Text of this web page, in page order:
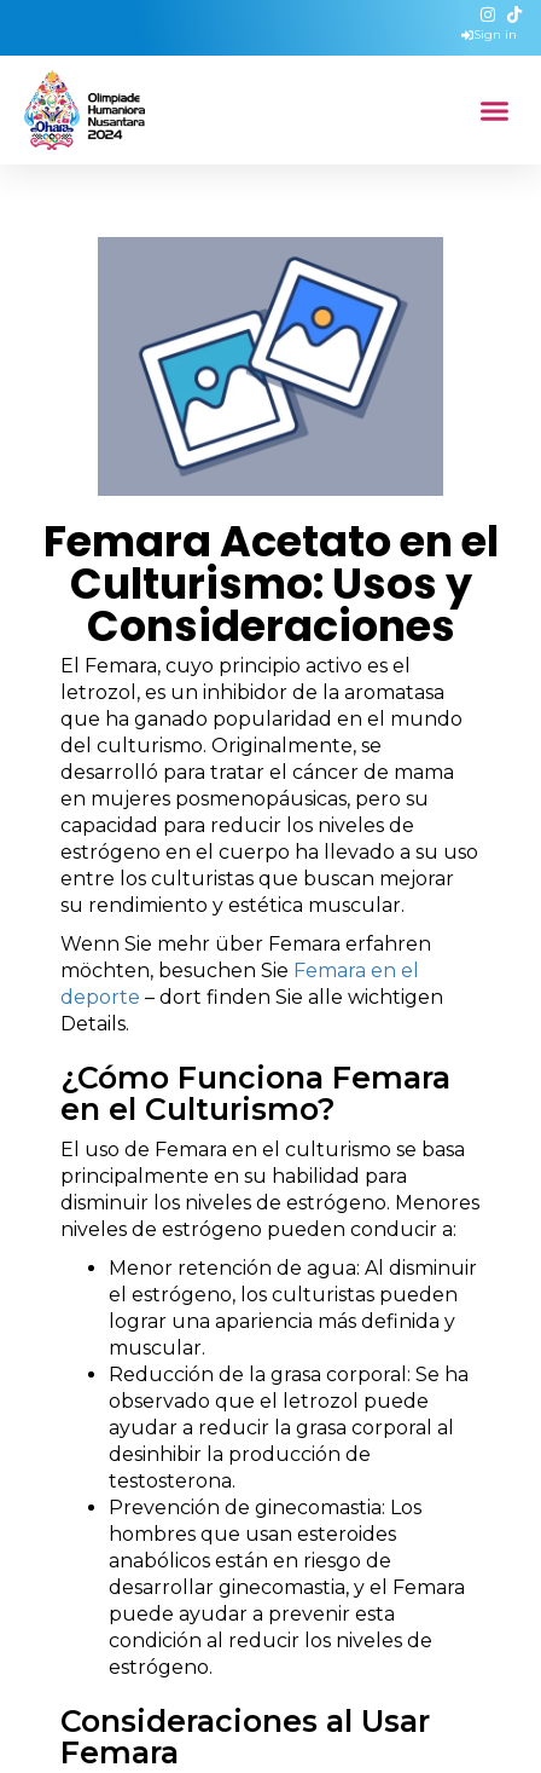
Sign in
Femara Acetato en el
Culturismo: Usos y
Consideraciones
El Femara, cuyo principio activo es el
letrozol, es un inhibidor de la aromatasa
que ha ganado popularidad en el mundo
del culturismo. Originalmente, se
desarrolló para tratar el cáncer de mama
en mujeres posmenopáusicas, pero su
capacidad para reducir los niveles de
estrógeno en el cuerpo ha llevado a su uso
entre los culturistas que buscan mejorar
su rendimiento y estética muscular.
Wenn Sie mehr über Femara erfahren
möchten, besuchen Sie Femara en el
deporte – dort finden Sie alle wichtigen
Details.
¿Cómo Funciona Femara
en el Culturismo?
El uso de Femara en el culturismo se basa
principalmente en su habilidad para
disminuir los niveles de estrógeno. Menores
niveles de estrógeno pueden conducir a:
Menor retención de agua: Al disminuir
el estrógeno, los culturistas pueden
lograr una apariencia más definida y
muscular.
Reducción de la grasa corporal: Se ha
observado que el letrozol puede
ayudar a reducir la grasa corporal al
desinhibir la producción de
testosterona.
Prevención de ginecomastia: Los
hombres que usan esteroides
anabólicos están en riesgo de
desarrollar ginecomastia, y el Femara
puede ayudar a prevenir esta
condición al reducir los niveles de
estrógeno.
Consideraciones al Usar
Femara